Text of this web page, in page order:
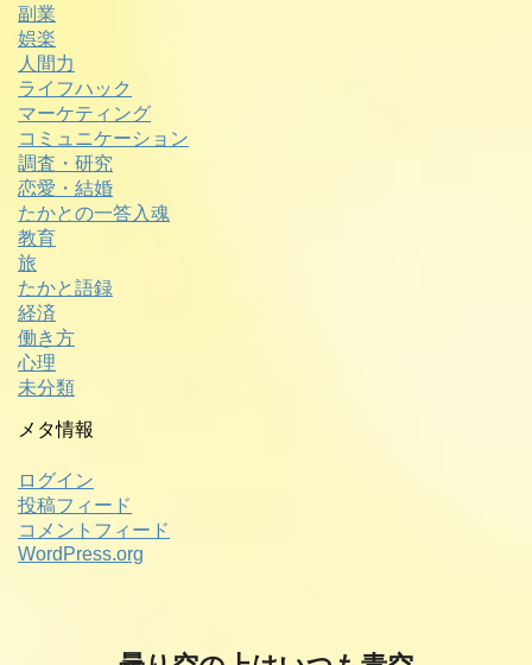
副業
娯楽
人間力
ライフハック
マーケティング
コミュニケーション
調査・研究
恋愛・結婚
たかとの一答入魂
教育
旅
たかと語録
経済
働き方
心理
未分類
メタ情報
ログイン
投稿フィード
コメントフィード
WordPress.org